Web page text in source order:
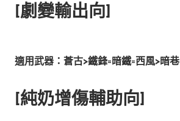
[劇變輸出向]
適用武器：蒼古>鐵鋒=暗鐵=西風>暗巷
[純奶增傷輔助向]